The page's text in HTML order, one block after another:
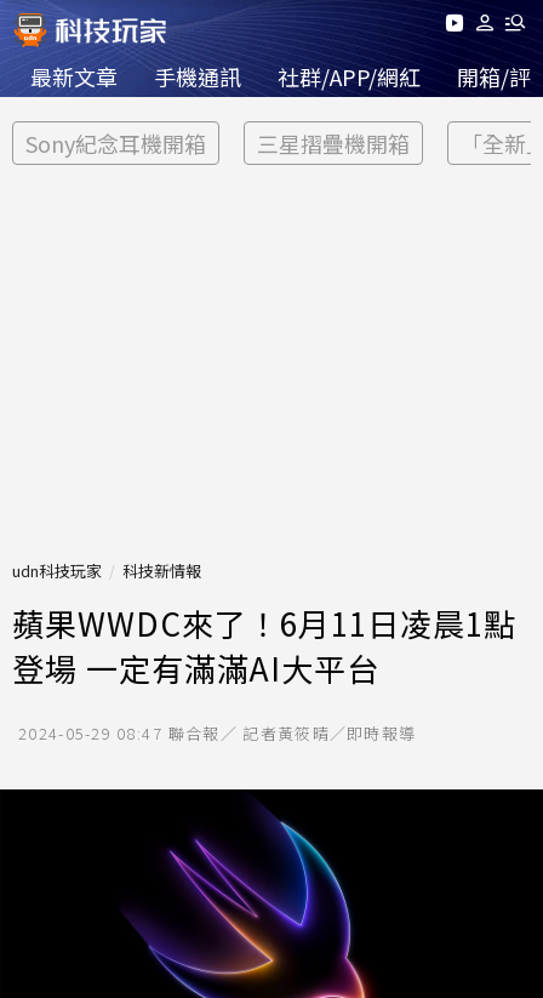
最新文章 手機通訊 社群/APP/網紅 開箱/評
Sony紀念耳機開箱 三星摺疊機開箱 「全新
udn科技玩家 科技新情報
蘋果WWDC來了！6月11日凌晨1點
登場 一定有滿滿AI大平台
2024-05-29 08:47 聯合報／ 記者黃筱晴／即時報導